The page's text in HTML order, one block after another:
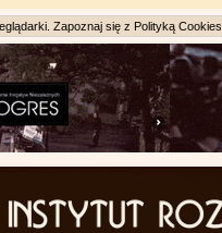
Zapoznaj się z Polityką Cookies